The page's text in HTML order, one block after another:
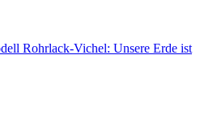
Rohrlack-Vichel: Unsere Erde ist